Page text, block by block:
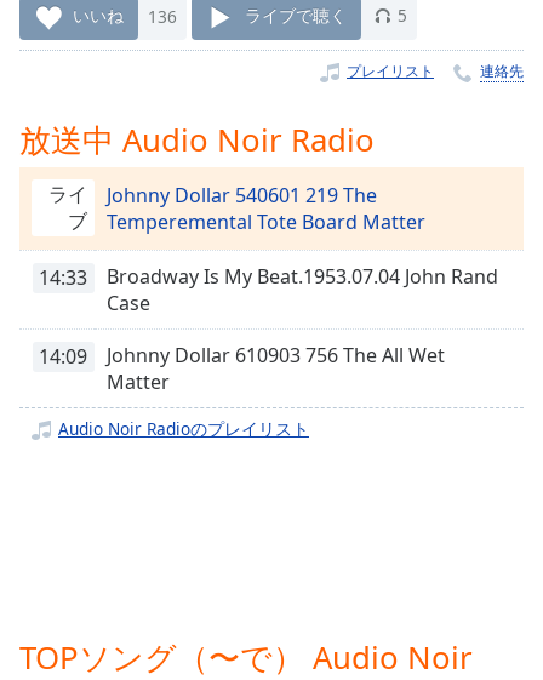
Remaining
Time-
Playback
Rate
Chapters
descriptions
selected
subtitles
いいね 136 ライブで聴く 5
プレイリスト 連絡先
放送中 Audio Noir Radio
ライ
ブ
Johnny Dollar 540601 219 The
Temperemental Tote Board Matter
14:33
Broadway Is My Beat.1953.07.04 John Rand
Case
14:09
Johnny Dollar 610903 756 The All Wet
Matter
Audio Noir Radioのプレイリスト
TOPソング（〜で） Audio Noir